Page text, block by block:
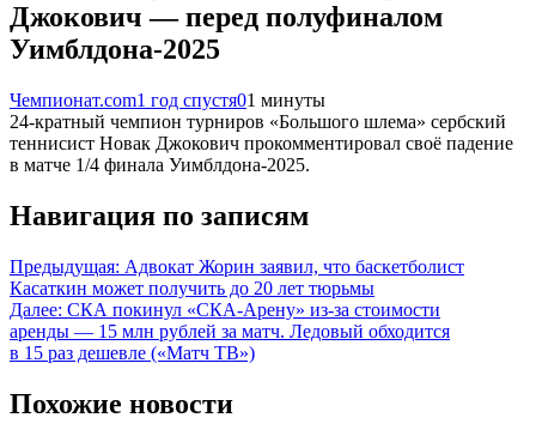
Джокович — перед полуфиналом
Уимблдона-2025
Чемпионат.com1 год спустя01 минуты
24-кратный чемпион турниров «Большого шлема» сербский
теннисист Новак Джокович прокомментировал своё падение
в матче 1/4 финала Уимблдона-2025.
Навигация по записям
Предыдущая: Адвокат Жорин заявил, что баскетболист
Касаткин может получить до 20 лет тюрьмы
Далее: СКА покинул «СКА-Арену» из-за стоимости
аренды — 15 млн рублей за матч. Ледовый обходится
в 15 раз дешевле («Матч ТВ»)
Похожие новости